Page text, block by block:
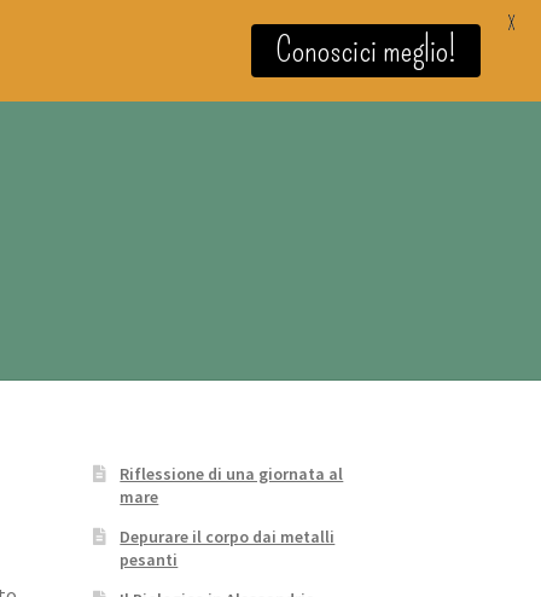
Riflessione di una giornata al
mare
Depurare il corpo dai metalli
pesanti
Conoscici meglio!
X